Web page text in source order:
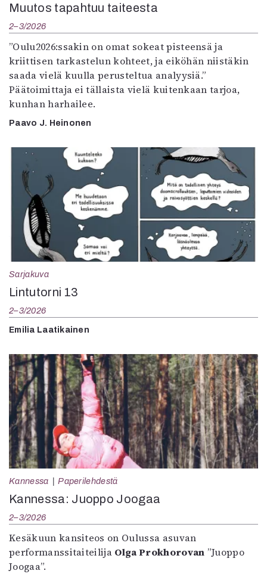
Muutos tapahtuu taiteesta
2–3/2026
”Oulu2026:ssakin on omat sokeat pisteensä ja
kriittisen tarkastelun kohteet, ja eiköhän niistäkin
saada vielä kuulla perusteltua analyysiä.”
Päätoimittaja ei tällaista vielä kuitenkaan tarjoa,
kunhan harhailee.
Paavo J. Heinonen
Sarjakuva
Lintutorni 13
2–3/2026
Emilia Laatikainen
Kannessa Paperilehdestä
Kannessa: Juoppo Joogaa
2–3/2026
Kesäkuun kansiteos on Oulussa asuvan
performanssitaiteilija Olga Prokhorovan ”Juoppo
Joogaa”.